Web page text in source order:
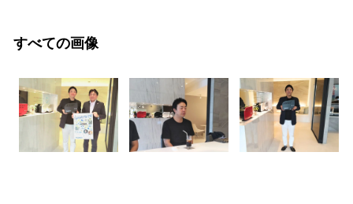
すべての画像